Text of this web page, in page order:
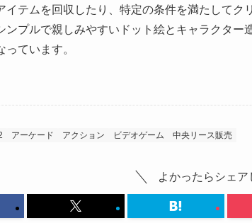
イテムを回収したり、特定の条件を満たして
ンプルで親しみやすいドット絵とキャラクタ
っています。
アーケード アクション ビデオゲーム 中央リース販売
よかったらシェア